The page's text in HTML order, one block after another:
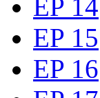
EP 14
EP 15
EP 16